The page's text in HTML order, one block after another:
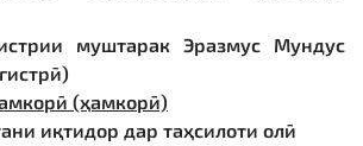
муштарак Эразмус Мундус
(ҳамкорӣ)
иқтидор дар таҳсилоти олӣ